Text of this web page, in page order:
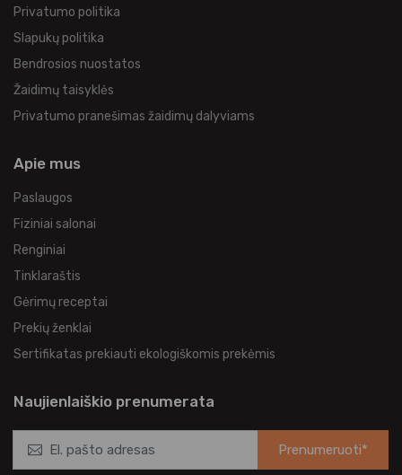
Privatumo politika
Slapukų politika
Bendrosios nuostatos
Žaidimų taisyklės
Privatumo pranešimas žaidimų dalyviams
Apie mus
Paslaugos
Fiziniai salonai
Renginiai
Tinklaraštis
Gėrimų receptai
Prekių ženklai
Sertifikatas prekiauti ekologiškomis prekėmis
Naujienlaiškio prenumerata
Prenumeruoti*